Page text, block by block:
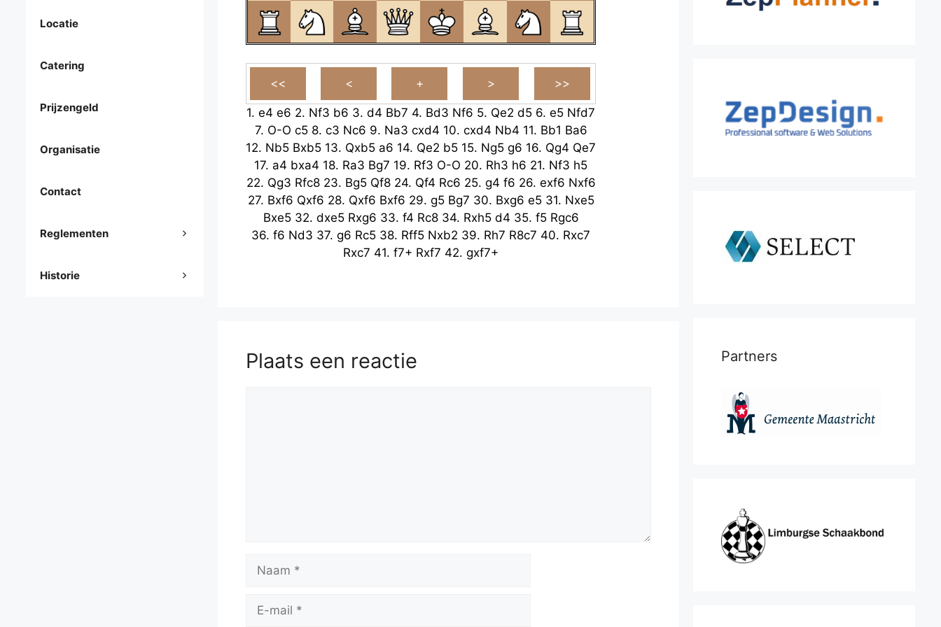
1. e4 e6 2. Nf3 b6 3. d4 Bb7 4. Bd3 Nf6 5. Qe2 d5 6. e5 Nfd7
7. O-O c5 8. c3 Nc6 9. Na3 cxd4 10. cxd4 Nb4 11. Bb1 Ba6
12. Nb5 Bxb5 13. Qxb5 a6 14. Qe2 b5 15. Ng5 g6 16. Qg4 Qe7
17. a4 bxa4 18. Ra3 Bg7 19. Rf3 O-O 20. Rh3 h6 21. Nf3 h5
22. Qg3 Rfc8 23. Bg5 Qf8 24. Qf4 Rc6 25. g4 f6 26. exf6 Nxf6
27. Bxf6 Qxf6 28. Qxf6 Bxf6 29. g5 Bg7 30. Bxg6 e5 31. Nxe5
Bxe5 32. dxe5 Rxg6 33. f4 Rc8 34. Rxh5 d4 35. f5 Rgc6
36. f6 Nd3 37. g6 Rc5 38. Rff5 Nxb2 39. Rh7 R8c7 40. Rxc7
Rxc7 41. f7+ Rxf7 42. gxf7+
Plaats een reactie
mail
Locatie
Catering
Prijzengeld
Organisatie
Contact
Reglementen
Historie
Partners